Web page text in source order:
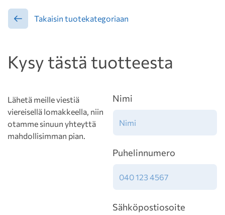
Takaisin tuotekategoriaan
Kysy tästä tuotteesta
Lähetä meille viestiä
viereisellä lomakkeella, niin
otamme sinuun yhteyttä
mahdollisimman pian.
Nimi
Puhelinnumero
Sähköpostiosoite